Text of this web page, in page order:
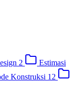
2
Estimasi
Konstruksi 12